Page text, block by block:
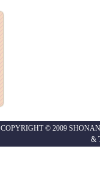
COPYRIGHT © 2009
&